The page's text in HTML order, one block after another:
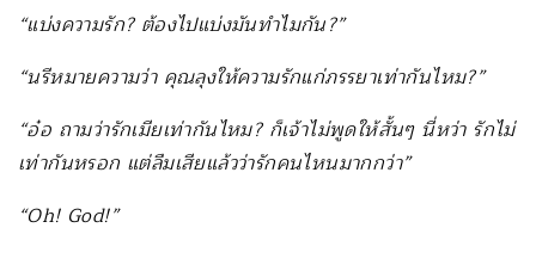
“แบ่งความรัก? ต้องไปแบ่งมันทำไมกัน?”
“นรีหมายความว่า คุณลุงให้ความรักแก่ภรรยาเท่ากันไหม?”
“อ๋อ ถามว่ารักเมียเท่ากันไหม? ก็เจ้าไม่พูดให้สั้นๆ นี่หว่า รักไม่
เท่ากันหรอก แต่ลืมเสียแล้วว่ารักคนไหนมากกว่า”
“Oh! God!”